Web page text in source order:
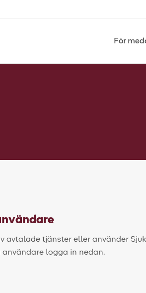
För
tjänster eller använder
användare logga in nedan.